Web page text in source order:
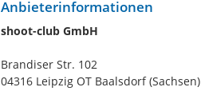
Anbieterinformationen
shoot-club GmbH
Brandiser Str. 102
04316 Leipzig OT Baalsdorf (Sachsen)